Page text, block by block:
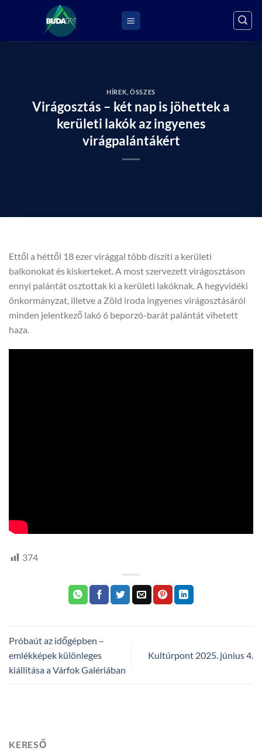
HÍREK ,ÖSSZES
Virágosztás – két nap is jöhettek a
kerületi lakók az ingyenes
virágpalántákért
Ettől a héttől 18 ezer virággal több díszíti a kerületi
balkonokat és kiskerteket. A most szervezett virágosztáson
ennyi palántát osztottak ki a kerületi lakóknak. A hegyvidéki
önkormányzat, illetve a Zöld iroda ingyenes virágosztásáról
minden jelentkező lakó 6 beporzó-barát palántát vihetett
haza.
374
Próbaút az időgépben –
emlékképek különleges
kiállítása a Várfok Galériában
Kultúrpont 2025. június 4.
KERESŐ